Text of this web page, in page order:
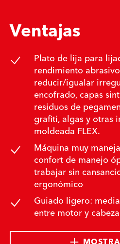
Ventajas
Plato de lija para
rendimiento
reducir/igualar
encofrado, capas
residuos de
grafiti, algas y otras
moldeada FLEX.
Máquina muy
confort de manejo
trabajar sin
ergonómico
Guiado ligero:
entre motor y